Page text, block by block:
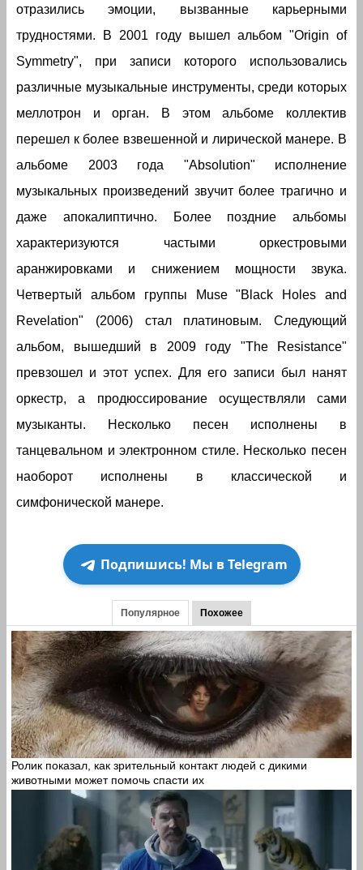
отразились эмоции, вызванные карьерными
трудностями. В 2001 году вышел альбом "Origin of
Symmetry", при записи которого использовались
различные музыкальные инструменты, среди которых
меллотрон и орган. В этом альбоме коллектив
перешел к более взвешенной и лирической манере. В
альбоме 2003 года "Absolution" исполнение
музыкальных произведений звучит более трагично и
даже апокалиптично. Более поздние альбомы
характеризуются частыми оркестровыми
аранжировками и снижением мощности звука.
Четвертый альбом группы Muse "Black Holes and
Revelation" (2006) стал платиновым. Следующий
альбом, вышедший в 2009 году "The Resistance"
превзошел и этот успех. Для его записи был нанят
оркестр, а продюссирование осуществляли сами
музыканты. Несколько песен исполнены в
танцевальном и электронном стиле. Несколько песен
наоборот исполнены в классической и
симфонической манере.
Подпишись! Мы в Telegram
Популярное Похожее
Ролик показал, как зрительный контакт людей с дикими
животными может помочь спасти их